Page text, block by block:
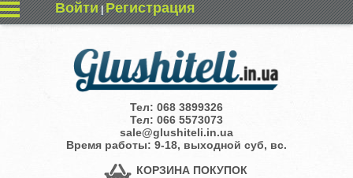
Войти|Регистрация
Тел: 068 3899326
Тел: 066 5573073
sale@glushiteli.in.ua
Время работы: 9-18, выходной суб, вс.
КОРЗИНА ПОКУПОК